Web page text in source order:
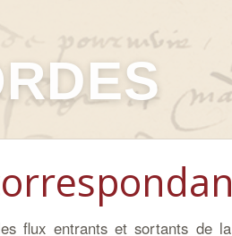
flux entrants et sortants de